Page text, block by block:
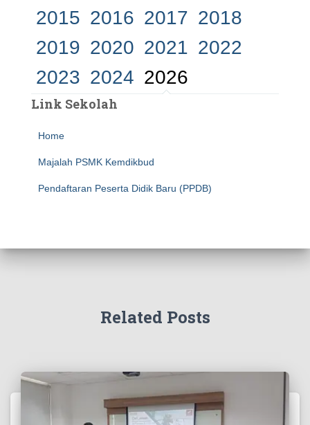
2015 2016 2017 2018
2019 2020 2021 2022
2023 2024 2026
Link Sekolah
Home
Majalah PSMK Kemdikbud
Pendaftaran Peserta Didik Baru (PPDB)
Related Posts